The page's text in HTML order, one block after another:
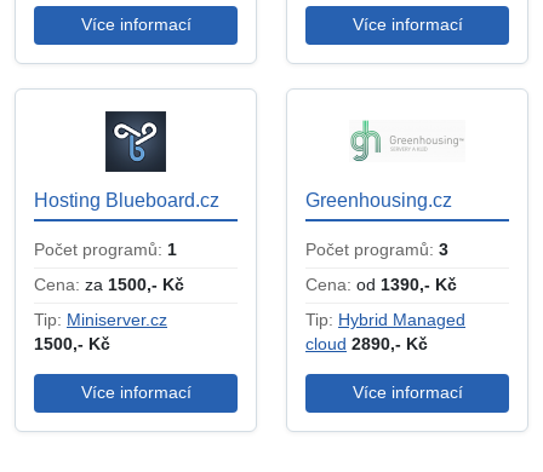
Více informací Více informací
Hosting Blueboard.cz
Počet programů: 1
Cena: za 1500,- Kč
Tip: Miniserver.cz
1500,- Kč
Více informací
Greenhousing.cz
Počet programů: 3
Cena: od 1390,- Kč
Tip: Hybrid Managed
cloud 2890,- Kč
Více informací